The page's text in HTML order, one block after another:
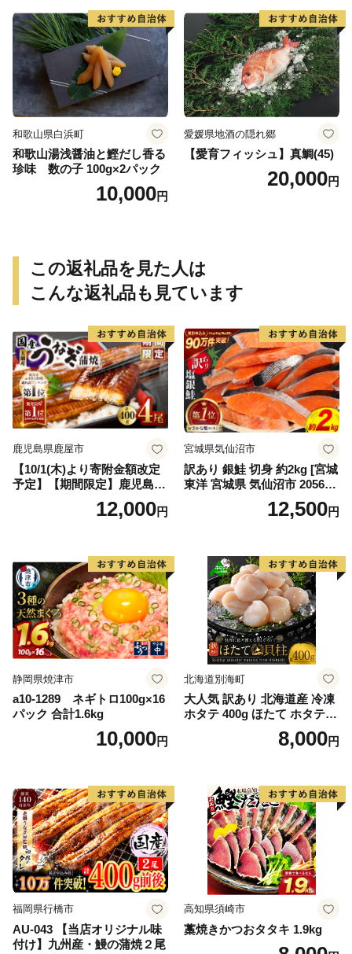
取り寄せグルメ 魚醤 ナンプ
ラー 愛知県 小牧市 冷凍 送料
無料
和歌山県白浜町
和歌山湯浅醤油と鰹だし香る
珍味 数の子 100g×2パック
10,000円
愛媛県地酒の隠れ郷
【愛育フィッシュ】真鯛(45)
20,000円
この返礼品を見た人は
こんな返礼品も見ています
鹿児島県鹿屋市
【10/1(木)より寄附金額改定
予定】【期間限定】鹿児島県
大隅産うなぎ蒲焼4尾（400
g） KN007-02312,000円
宮城県気仙沼市
訳あり 銀鮭 切身 約2kg [宮城
東洋 宮城県 気仙沼市 205649
91] 鮭 魚介類 海鮮 訳アリ 規
格外 不揃い さけ サケ 鮭切身
切り身 魚 わけあり
12,500円
静岡県焼津市
a10-1289 ネギトロ100g×16
パック 合計1.6kg
10,000円
北海道別海町
大人気 訳あり 北海道産 冷凍
ホタテ 400g ほたて ホタテ
8,000円
福岡県行橋市
AU-043 【当店オリジナル味
付け】九州産・鰻の蒲焼２尾
高知県須崎市
藁焼きかつおタタキ 1.9kg